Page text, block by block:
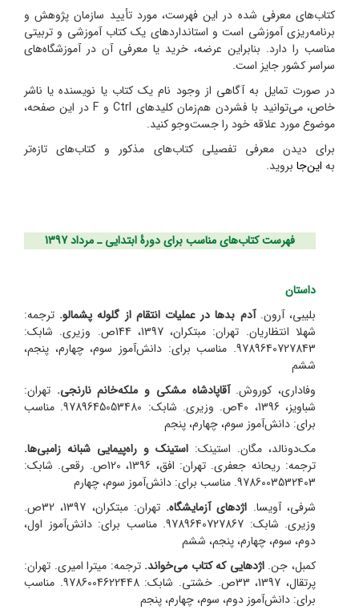
کتاب‌های معرفی شده در این فهرست، مورد تأیید سازمان پژوهش و
برنامه‌ریزی آموزشی است و استانداردهای یک کتاب آموزشی و تربیتی
مناسب را دارد. بنابراین عرضه، خرید یا معرفی آن در آموزشگاه‌های
سراسر کشور جایز است.
در صورت تمایل به آگاهی از وجود نام یک کتاب یا نویسنده یا ناشر
خاص، می‌توانید با فشردن هم‌زمان کلیدهای Ctrlو Fدر این صفحه،
موضوع مورد علاقه خود را جست‌وجو کنید.
برای دیدن معرفی تفصیلی کتاب‌های مذکور و کتاب‌های تازه‌تر
به این‌جا بروید.
فهرست کتاب‌های مناسب برای دورۀ ابتدایی ـ مرداد 1397
داستان
بلیبی، آرون.آدم بدها در عملیات انتقام از گلوله پشمالو. ترجمه:
شهلا انتظاریان.
تهران: مبتکران، 1397، 144ص. وزیری. شابک:
9789640727843. مناسب برای: دانش‌آموز سوم، چهارم، پنجم،
ششم
وفاداری، کوروش.آقاپادشاه مشکی و ملکه‌خانم نارنجی. تهران:
شباویز، 1396، 40ص. وزیری. شابک: 9789645053480. مناسب
برای: دانش‌آموز سوم، چهارم، پنجم
مک‌دونالد، مگان. استینک: استینک و راه‌پیمایی شبانه زامبی‌ها.
ترجمه: ریحانه جعفری.
تهران: افق، 1396، 120ص. رقعی. شابک:
9786003532403. مناسب برای: دانش‌آموز سوم، چهارم
شرفی، آویسا. اژدهای آزمایشگاه.
تهران: مبتکران، 1397، 32ص.
وزیری. شابک: 9789640727867. مناسب برای: دانش‌آموز اول،
دوم، سوم، چهارم، پنجم، ششم
کمبل، جن.اژدهایی که کتاب می‌خواند. ترجمه: میترا امیری. تهران:
پرتقال، 1397، 33ص. خشتی. شابک: 9786004622448. مناسب
برای: دانش‌آموز دوم، سوم، چهارم، پنجم